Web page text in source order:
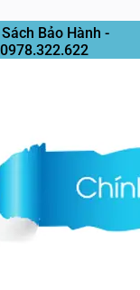
Bảo Hành -